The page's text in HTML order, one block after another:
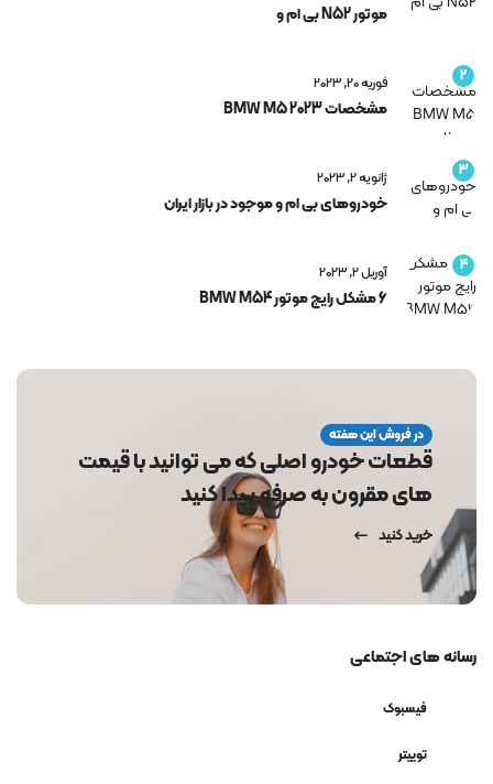
موتور N52 بی ام و
2 فوریه 20, 2023
مشخصات BMW M5 2023
3 ژانویه 2, 2023
خودروهای بی ام و موجود در بازار ایران
4 آوریل 2, 2023
6 مشکل رایج موتور BMW M54
در فروش این هفته
قطعات خودرو اصلی که می توانید با قیمت
های مقرون به صرفه پیدا کنید
خرید کنید
رسانه های اجتماعی
فیسبوک
توییتر